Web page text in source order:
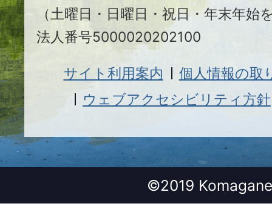
（土曜日・日曜日・祝日・年末年始
法人番号5000020202100
サイト利用案内
個人情報の取
ウェブアクセシビリティ方針
©2019